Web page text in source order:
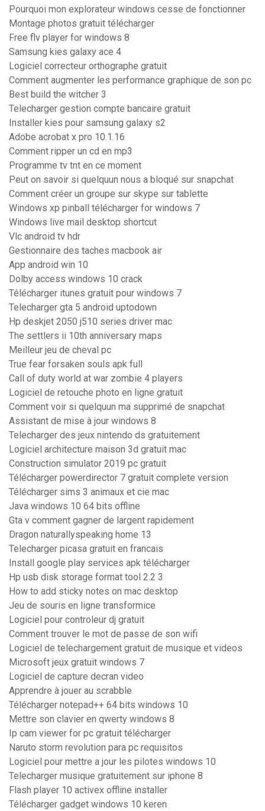
Pourquoi mon explorateur windows cesse de fonctionner
Montage photos gratuit télécharger
Free flv player for windows 8
Samsung kies galaxy ace 4
Logiciel correcteur orthographe gratuit
Comment augmenter les performance graphique de son pc
Best build the witcher 3
Telecharger gestion compte bancaire gratuit
Installer kies pour samsung galaxy s2
Adobe acrobat x pro 10.1.16
Comment ripper un cd en mp3
Programme tv tnt en ce moment
Peut on savoir si quelquun nous a bloqué sur snapchat
Comment créer un groupe sur skype sur tablette
Windows xp pinball télécharger for windows 7
Windows live mail desktop shortcut
Vlc android tv hdr
Gestionnaire des taches macbook air
App android win 10
Dolby access windows 10 crack
Télécharger itunes gratuit pour windows 7
Telecharger gta 5 android uptodown
Hp deskjet 2050 j510 series driver mac
The settlers ii 10th anniversary maps
Meilleur jeu de cheval pc
True fear forsaken souls apk full
Call of duty world at war zombie 4 players
Logiciel de retouche photo en ligne gratuit
Comment voir si quelquun ma supprimé de snapchat
Assistant de mise à jour windows 8
Telecharger des jeux nintendo ds gratuitement
Logiciel architecture maison 3d gratuit mac
Construction simulator 2019 pc gratuit
Télécharger powerdirector 7 gratuit complete version
Télécharger sims 3 animaux et cie mac
Java windows 10 64 bits offline
Gta v comment gagner de largent rapidement
Dragon naturallyspeaking home 13
Telecharger picasa gratuit en francais
Install google play services apk télécharger
Hp usb disk storage format tool 2.2 3
How to add sticky notes on mac desktop
Jeu de souris en ligne transformice
Logiciel pour controleur dj gratuit
Comment trouver le mot de passe de son wifi
Logiciel de telechargement gratuit de musique et videos
Microsoft jeux gratuit windows 7
Logiciel de capture decran video
Apprendre à jouer au scrabble
Télécharger notepad++ 64 bits windows 10
Mettre son clavier en qwerty windows 8
Ip cam viewer for pc gratuit télécharger
Naruto storm revolution para pc requisitos
Logiciel pour mettre a jour les pilotes windows 10
Telecharger musique gratuitement sur iphone 8
Flash player 10 activex offline installer
Télécharger gadget windows 10 keren